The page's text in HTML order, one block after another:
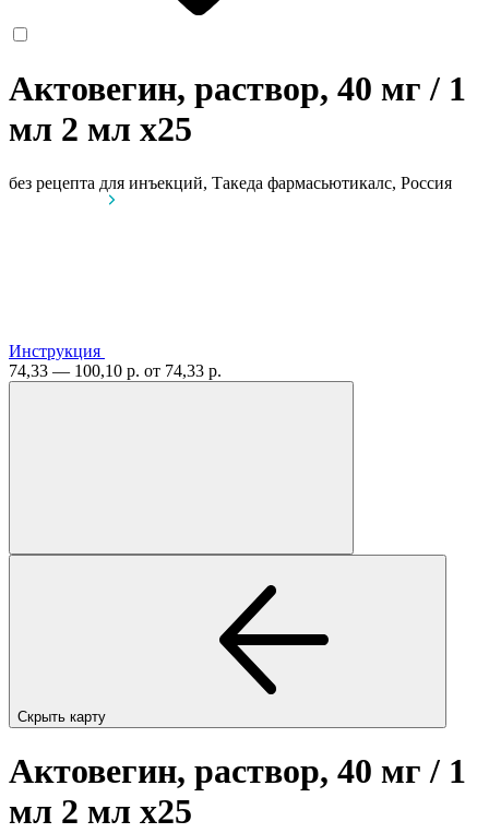
Актовегин, раствор, 40 мг / 1
мл 2 мл x25
без рецепта для инъекций, Такеда фармасьютикалс, Россия
Инструкция
74,33 — 100,10 р. от 74,33 р.
Скрыть карту
Актовегин, раствор, 40 мг / 1
мл 2 мл x25